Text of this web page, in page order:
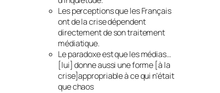
Les perceptions que les Français
ont de la crise dépendent
directement de son traitement
médiatique.
Le paradoxe est que les médias…
[lui] donne aussi une forme [à la
crise]appropriable à ce qui n’était
que chaos